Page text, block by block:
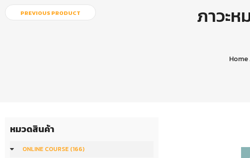
PREVIOUS PRODUCT
ภาวะห
Home
หมวดสินค้า
ONLINE COURSE (166)